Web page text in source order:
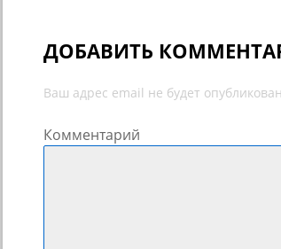
ДОБАВИТЬ
Ваш адрес email не будет
Комментарий